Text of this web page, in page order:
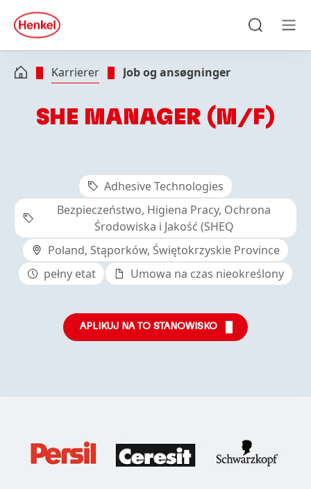
Skip to footer
quick
search
Karrierer Job og ansøgninger
SHE MANAGER (M/F)
Adhesive Technologies
Bezpieczeństwo, Higiena Pracy, Ochrona
Środowiska i Jakość (SHEQ
Poland, Stąporków, Świętokrzyskie Province
pełny etat
Umowa na czas nieokreślony
APLIKUJ NA TO STANOWISKO